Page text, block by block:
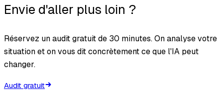
Envie d'aller plus loin ?
Réservez un audit gratuit de 30 minutes. On analyse votre
situation et on vous dit concrètement ce que l'IA peut
changer.
Audit gratuit